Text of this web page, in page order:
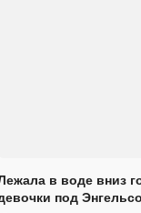
в воде вниз
под